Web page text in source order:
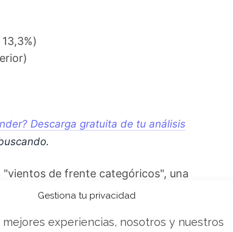
Gestiona tu privacidad
experiencias, nosotros y nuestros
Descarga gratuita de tu análisis
de frente categóricos", una
que está experimentando todo el